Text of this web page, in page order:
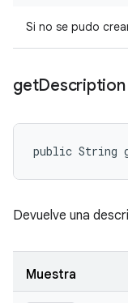
Si no se pudo
getDescription
public String
Devuelve una
Muestra